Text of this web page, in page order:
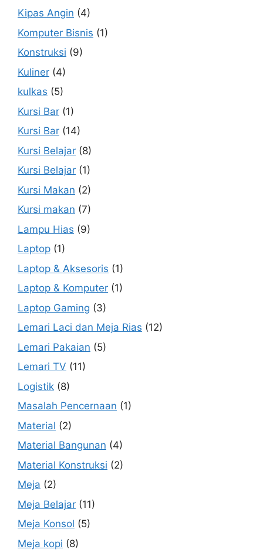
Kipas Angin (4)
Komputer Bisnis (1)
Konstruksi (9)
Kuliner (4)
kulkas (5)
Kursi Bar (1)
Kursi Bar (14)
Kursi Belajar (8)
Kursi Belajar (1)
Kursi Makan (2)
Kursi makan (7)
Lampu Hias (9)
Laptop (1)
Laptop & Aksesoris (1)
Laptop & Komputer (1)
Laptop Gaming (3)
Lemari Laci dan Meja Rias (12)
Lemari Pakaian (5)
Lemari TV (11)
Logistik (8)
Masalah Pencernaan (1)
Material (2)
Material Bangunan (4)
Material Konstruksi (2)
Meja (2)
Meja Belajar (11)
Meja Konsol (5)
Meja kopi (8)